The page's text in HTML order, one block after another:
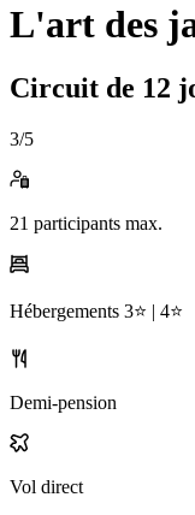
L'art des
Circuit de 12
3/5
21 participants max.
Hébergements 3⭐️ | 4⭐️
Demi-pension
Vol direct